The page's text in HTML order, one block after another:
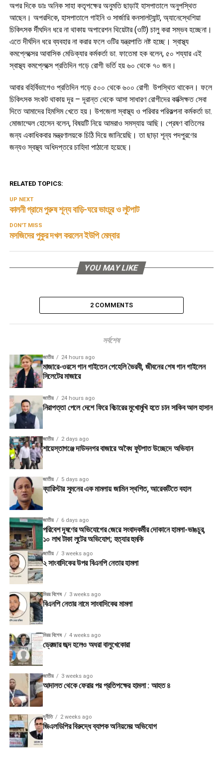
অপর দিকে ডাঃ অনিক সাহা কতৃপক্ষের অনুমতি ছাড়াই হাসপাতালে অনুপস্থিত
আছেন। অপরদিকে, হাসপাতালে গাইনি ও সার্জারি কনসালট্যান্ট, অ্যানেস্থেশিয়া
চিকিৎসক র্দীঘদিন ধরে না থাকায় অপারেশন থিয়েটার (ওটি) চালু করা সম্ভব হচ্ছেনা।
এতে দীর্ঘদিন ধরে ব্যবহার না করার ফলে ওটির যন্ত্রপাতি নষ্ট হচ্ছে। স্বাস্থ্য
কমপ্লেক্সের আবাসিক মেডিক্যার কর্মকর্তা ডা. ফাতেমা হক বলেন, ৫০ শয্যার এই
স্বাস্থ্য কমপ্লেক্সে প্রতিদিন গড়ে রোগী ভর্তি হয় ৬০ থেকে ৭০ জন।
আবার বহির্বিভাগেও প্রতিদিন গড়ে ৫০০ থেকে ৬০০ রোগী উপস্থিত থাকেন। ফলে
চিকিৎসক সংকট থাকায় দূর – দূরান্ত থেকে আসা সাধারণ রোগীদের কাক্সিক্ষত সেবা
দিতে আমাদের হিমসিম খেতে হয়। উপজেলা স্বাস্থ্য ও পরিবার পরিকল্পনা কর্মকর্তা ডা.
মোজাম্মেল হোসেন বলেন, বিষয়টি নিয়ে আমরাও সমস্যায় আছি। প্রেষণ বাতিলের
জন্য একাধিকবার মন্ত্রণালয়কে চিঠি দিয়ে জানিয়েছি। তা ছাড়া শূন্য পদপুরণের
জন্যও স্বস্থ্য অধিদপ্তরে চাহিদা পাঠানো হয়েছে।
RELATED TOPICS:
UP NEXT
কালনী গ্রামে পুরুষ শূন্য বাড়ি-ঘরে ভাংচুর ও লুটপাট
DON'T MISS
মসজিদের পুকুর দখল করলেন ইউপি মেম্বার
YOU MAY LIKE
2 COMMENTS
সর্বশেষ
জাতীয় 24 hours ago
মাজারে-ওরসে গান গাইতেন পেহেলি ভৈরবী, জীবনের শেষ গান গাইলেন
সিলেটের মাজারে
জাতীয় 24 hours ago
নিরাপত্তা পেলে দেশে ফিরে বিচারের মুখোমুখি হতে চান সাকিব আল হাসান
জাতীয় 2 days ago
শায়েস্তাগঞ্জে দাউদনগর বাজারে অবৈধ ফুটপাত উচ্ছেদে অভিযান
জাতীয় 5 days ago
ব্যারিস্টার সুমনের এক মামলায় জামিন স্থগিত, আরেকটিতে বহাল
জাতীয় 6 days ago
পরিবেশ দূষণের অভিযোগের জেরে সংবাদকর্মীর দোকানে হামলা-ভাঙচুর,
১০ লাখ টাকা লুটের অভিযোগ; হত্যার হুমকি
জাতীয় 3 weeks ago
২ সাংবাদিকের উপর বিএনপি নেতার হামলা
মিরর বিশেষ 3 weeks ago
বিএনপি নেতার নামে সাংবাদিকের মামলা
মিরর বিশেষ 4 weeks ago
ড্রেজার জব্দ হলেও অধরা বালুখেকোরা
জাতীয় 3 weeks ago
আদালত থেকে ফেরার পর প্রতিপক্ষের হামলা : আহত ৪
দূর্নীতি 2 weeks ago
জিএলডিপির বিরুদ্ধে ব্যাপক অনিয়মের অভিযোগ